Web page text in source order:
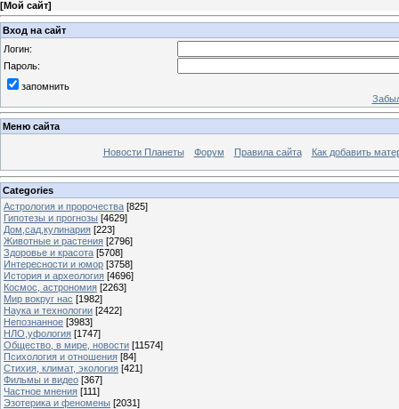
[Мой сайт]
Вход на сайт
Логин:
Пароль:
запомнить
Меню сайта
Новости Планеты Форум Правила сайта Как добавить
Categories
Астрология и пророчества [825]
Гипотезы и прогнозы [4629]
Дом,сад,кулинария [223]
Животные и растения [2796]
Здоровье и красота [5708]
Интересности и юмор [3758]
История и археология [4696]
Космос, астрономия [2263]
Мир вокруг нас [1982]
Наука и технологии [2422]
Непознанное [3983]
НЛО,уфология [1747]
Общество, в мире, новости [11574]
Психология и отношения [84]
Стихия, климат, экология [421]
Фильмы и видео [367]
Частное мнения [111]
Эзотерика и феномены [2031]